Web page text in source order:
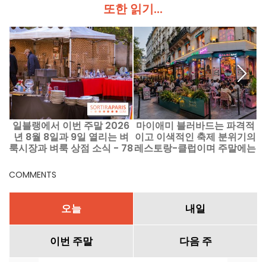
또한 읽기...
일블랭에서 이번 주말 2026
년 8월 8일과 9일 열리는 벼
룩시장과 벼룩 상점 소식 - 78
마이애미 블러바드는 파격적
이고 이색적인 축제 분위기의
레스토랑-클럽이며 주말에는
COMMENTS
오늘 내일
이번 주말 다음 주